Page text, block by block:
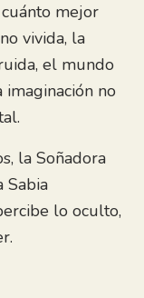
mejor
vivida, la
el mundo
imaginación no
la Soñadora
Sabia
lo oculto,